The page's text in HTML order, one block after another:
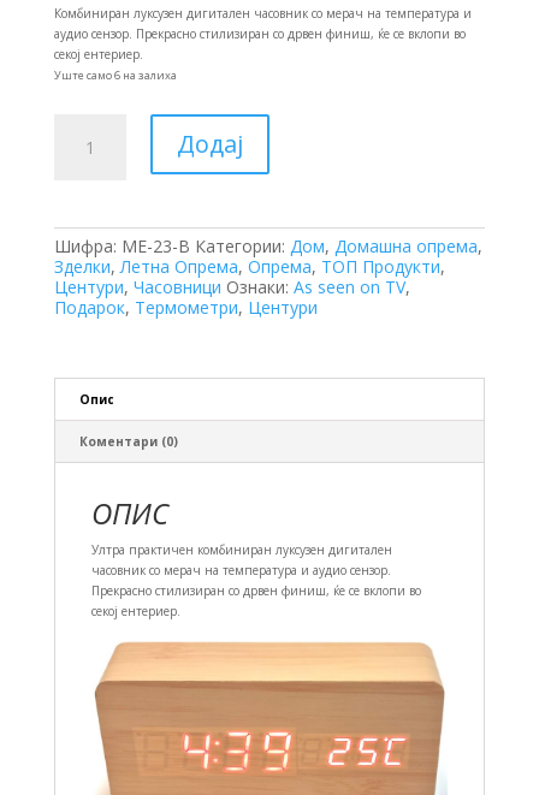
was:
1500 ден.is:
1350 ден.
Комбиниран луксузен дигитален часовник со мерач на температура и
аудио сензор. Прекрасно стилизиран со дрвен финиш, ќе се вклопи во
секој ентериер.
Уште само 6 на залиха
Додај
Шифра: ME-23-B Категории: Дом, Домашна опрема,
Зделки, Летна Опрема, Опрема, ТОП Продукти,
Центури, Часовници Ознаки: As seen on TV,
Подарок, Термометри, Центури
Опис
Коментари (0)
ОПИС
Ултра практичен комбиниран луксузен дигитален
часовник со мерач на температура и аудио сензор.
Прекрасно стилизиран со дрвен финиш, ќе се вклопи во
секој ентериер.